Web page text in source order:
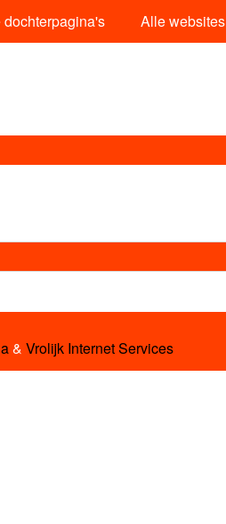
Alle websites
& Vrolijk Internet Services